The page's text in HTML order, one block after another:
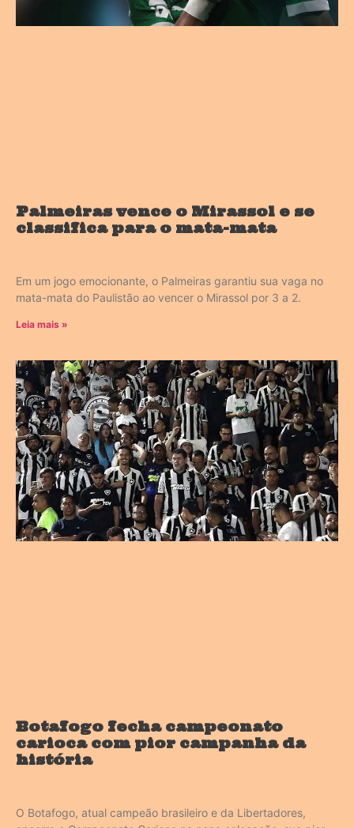
Palmeiras vence o Mirassol e se
classifica para o mata-mata
Em um jogo emocionante, o Palmeiras garantiu sua vaga no
mata-mata do Paulistão ao vencer o Mirassol por 3 a 2.
Leia mais »
Botafogo fecha campeonato
carioca com pior campanha da
história
O Botafogo, atual campeão brasileiro e da Libertadores,